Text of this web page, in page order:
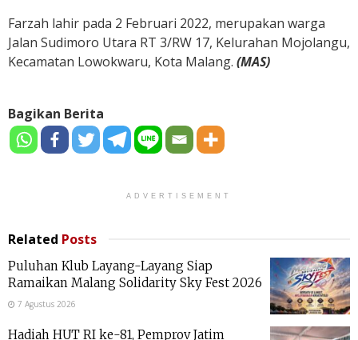
Farzah lahir pada 2 Februari 2022, merupakan warga
Jalan Sudimoro Utara RT 3/RW 17, Kelurahan Mojolangu,
Kecamatan Lowokwaru, Kota Malang. (MAS)
Bagikan Berita
ADVERTISEMENT
Related Posts
Puluhan Klub Layang-Layang Siap
Ramaikan Malang Solidarity Sky Fest 2026
7 Agustus 2026
Hadiah HUT RI ke-81, Pemprov Jatim